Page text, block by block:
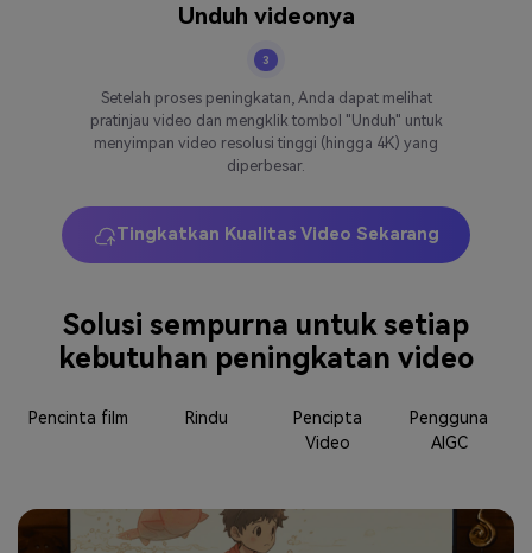
Unduh videonya
3
Setelah proses peningkatan, Anda dapat melihat
pratinjau video dan mengklik tombol "Unduh" untuk
menyimpan video resolusi tinggi (hingga 4K) yang
diperbesar.
Tingkatkan Kualitas Video Sekarang
Solusi sempurna untuk setiap
kebutuhan peningkatan video
Pencinta film Rindu
Pencipta
Video
Pengguna
AIGC